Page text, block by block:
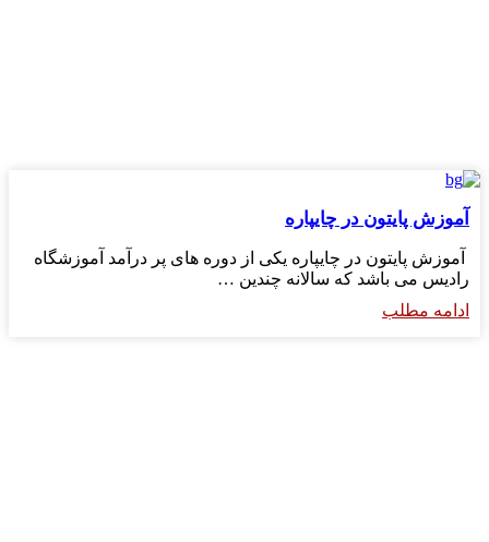
آموزش پایتون در چایپاره
آموزش پایتون در چایپاره یکی از دوره های پر درآمد آموزشگاه
رادیس می باشد که سالانه چندین …
ادامه مطلب